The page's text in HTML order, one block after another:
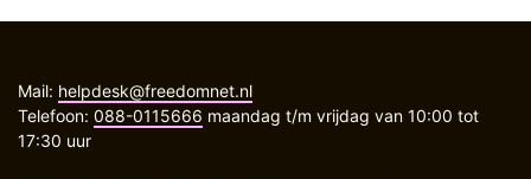
Mail: helpdesk@freedomnet.nl
Telefoon: 088-0115666 maandag t/m vrijdag van 10:00 tot
17:30 uur